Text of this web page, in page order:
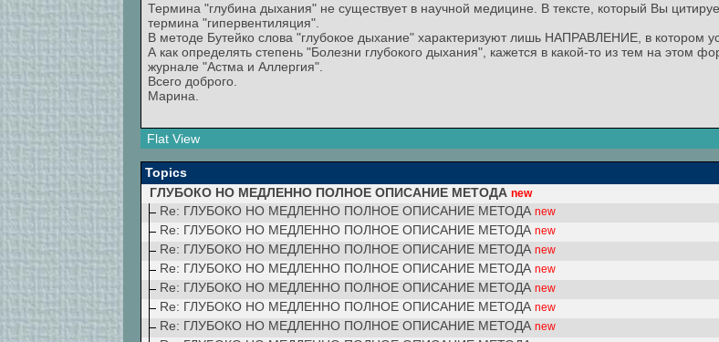
Термина "глубина дыхания" не существует в научной медицине. В тексте, который Вы
термина "гипервентиляция".
В методе Бутейко слова "глубокое дыхание" характеризуют лишь НАПРАВЛЕНИЕ, в котором
А как определять степень "Болезни глубокого дыхания", кажется в какой-то из тем на этом
журнале "Астма и Аллергия".
Всего доброго.
Марина.
Flat View
Topics
ГЛУБОКО НО МЕДЛЕННО ПОЛНОЕ ОПИСАНИЕ МЕТОДА new
Re: ГЛУБОКО НО МЕДЛЕННО ПОЛНОЕ ОПИСАНИЕ МЕТОДА new
Re: ГЛУБОКО НО МЕДЛЕННО ПОЛНОЕ ОПИСАНИЕ МЕТОДА new
Re: ГЛУБОКО НО МЕДЛЕННО ПОЛНОЕ ОПИСАНИЕ МЕТОДА new
Re: ГЛУБОКО НО МЕДЛЕННО ПОЛНОЕ ОПИСАНИЕ МЕТОДА new
Re: ГЛУБОКО НО МЕДЛЕННО ПОЛНОЕ ОПИСАНИЕ МЕТОДА new
Re: ГЛУБОКО НО МЕДЛЕННО ПОЛНОЕ ОПИСАНИЕ МЕТОДА new
Re: ГЛУБОКО НО МЕДЛЕННО ПОЛНОЕ ОПИСАНИЕ МЕТОДА new